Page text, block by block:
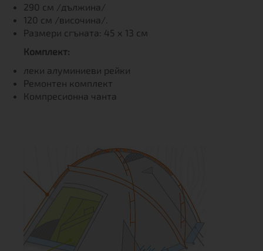
290 см /дължина/
120 см /височина/.
Размери сгъната: 45 х 13 см
Комплект:
леки алуминиеви рейки
Ремонтен комплект
Компресионна чанта